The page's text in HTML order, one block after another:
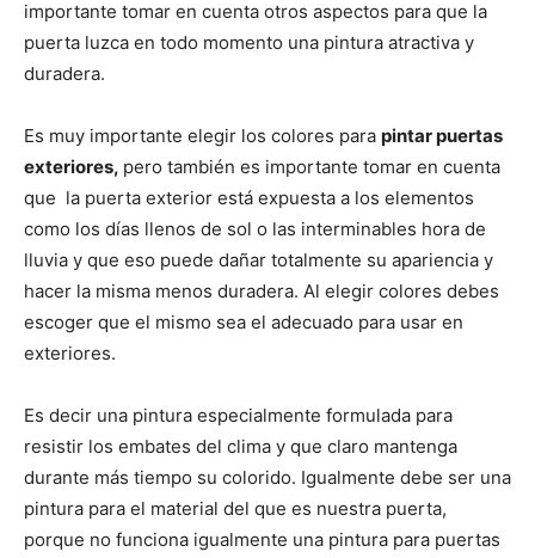
importante tomar en cuenta otros aspectos para que la
puerta luzca en todo momento una pintura atractiva y
duradera.
Es muy importante elegir los colores para pintar puertas
exteriores, pero también es importante tomar en cuenta
que la puerta exterior está expuesta a los elementos
como los días llenos de sol o las interminables hora de
lluvia y que eso puede dañar totalmente su apariencia y
hacer la misma menos duradera. Al elegir colores debes
escoger que el mismo sea el adecuado para usar en
exteriores.
Es decir una pintura especialmente formulada para
resistir los embates del clima y que claro mantenga
durante más tiempo su colorido. Igualmente debe ser una
pintura para el material del que es nuestra puerta,
porque no funciona igualmente una pintura para puertas